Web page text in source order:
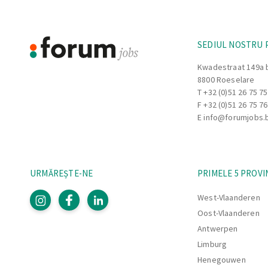
SEDIUL NOSTRU
Kwadestraat 149a
8800 Roeselare
T+32 (0)51 26 75 75
F +32 (0)51 26 75 76
E
PRIMELE 5
West-Vlaanderen
Oost-Vlaanderen
Antwerpen
Limburg
Henegouwen
URMĂREȘTE-NE